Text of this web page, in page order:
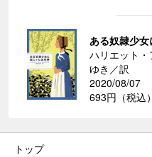
ある奴隷少女
ハリエット
ゆき／訳
2020/08/07
693円（税込）
トップ